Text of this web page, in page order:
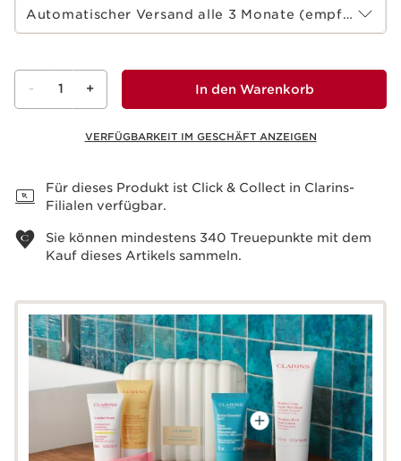
Automatischer Versand alle 3 Monate (empfohlen)
- 1 + In den Warenkorb
VERFÜGBARKEIT IM GESCHÄFT ANZEIGEN
Für dieses Produkt ist Click & Collect in Clarins-
Filialen verfügbar.
Sie können mindestens 340 Treuepunkte mit dem
Kauf dieses Artikels sammeln.